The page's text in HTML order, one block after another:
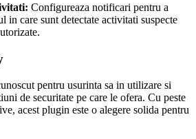
Configureaza notificari pentru a
in care sunt detectate activitati suspecte
pentru usurinta sa in utilizare si
de securitate pe care le ofera. Cu peste
acest plugin este o alegere solida pentru